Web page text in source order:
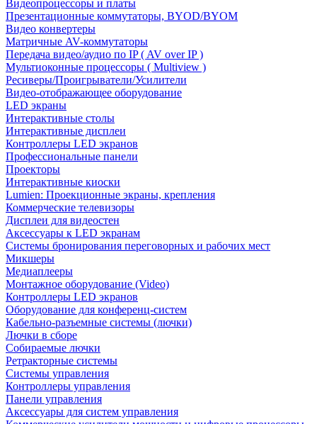
Видеопроцессоры и платы
Презентационные коммутаторы, BYOD/BYOM
Видео конвертеры
Матричные AV-коммутаторы
Передача видео/аудио по IP ( AV over IP )
Мультиоконные процессоры ( Multiview )
Ресиверы/Проигрыватели/Усилители
Видео-отображающее оборудование
LED экраны
Интерактивные столы
Интерактивные дисплеи
Контроллеры LED экранов
Профессиональные панели
Проекторы
Интерактивные киоски
Lumien: Проекционные экраны, крепления
Коммерческие телевизоры
Дисплеи для видеостен
Аксессуары к LED экранам
Системы бронирования переговорных и рабочих мест
Микшеры
Медиаплееры
Монтажное оборудование (Video)
Контроллеры LED экранов
Оборудование для конференц-систем
Кабельно-разъемные системы (лючки)
Лючки в сборе
Собираемые лючки
Ретракторные системы
Системы управления
Контроллеры управления
Панели управления
Аксессуары для систем управления